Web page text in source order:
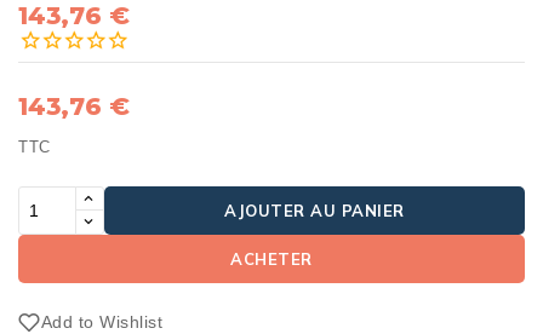
143,76 €
143,76 €
TTC
AJOUTER AU PANIER
ACHETER
Add to Wishlist